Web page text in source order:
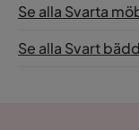
Se alla Svarta
Se alla Svart